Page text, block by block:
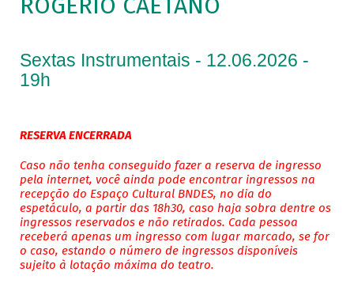
ROGÉRIO CAETANO
Sextas Instrumentais - 12.06.2026 -
19h
RESERVA ENCERRADA
Caso não tenha conseguido fazer a reserva de ingresso
pela internet, você ainda pode encontrar ingressos na
recepção do Espaço Cultural BNDES, no dia do
espetáculo, a partir das 18h30, caso haja sobra dentre os
ingressos reservados e não retirados. Cada pessoa
receberá apenas um ingresso com lugar marcado, se for
o caso, estando o número de ingressos disponíveis
sujeito à lotação máxima do teatro.